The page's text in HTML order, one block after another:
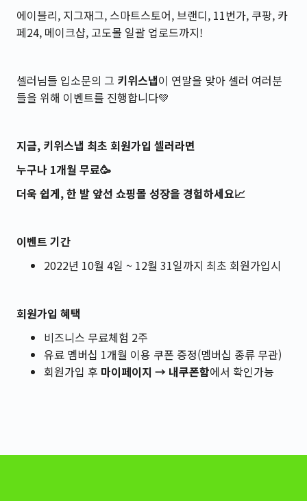
에이블리, 지그재그, 스마트스토어, 브랜디, 11번가, 쿠팡, 카
페24, 메이크샵, 고도몰 일괄 업로드까지!
셀러님들 입소문의 그 키위스냅이 연말을 맞아 셀러 여러분
들을 위해 이벤트를 진행합니다💚
지금, 키위스냅 최초 회원가입 셀러라면
누구나 1개월 무료🥳
더욱 쉽게, 한 발 앞선 쇼핑몰 성장을 경험하세요📈
이벤트 기간
2022년 10월 4일 ~ 12월 31일까지 최초 회원가입시
회원가입 혜택
비즈니스 무료체험 2주
유료 멤버십 1개월 이용 쿠폰 증정(멤버십 종류 무관)
회원가입 후 마이페이지 → 내쿠폰함에서 확인가능